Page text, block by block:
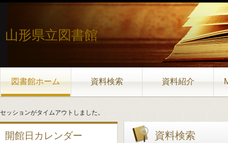
山形県立図書館
図書館ホーム 資料検索 資料紹介
セッションがタイムアウトしました。
開館日カレンダー 資料検索